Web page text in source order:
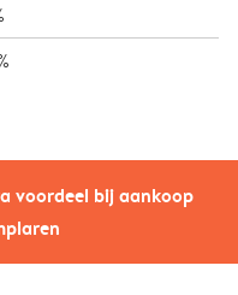
voordeel bij aankoop